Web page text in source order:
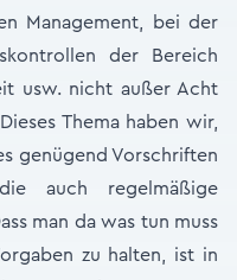
Management, bei der
der Bereich
usw. nicht außer Acht
Thema haben wir,
genügend Vorschriften
auch regelmäßige
man da was tun muss
zu halten, ist in